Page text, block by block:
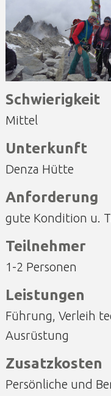
Schwierigkeit
Mittel
Unterkunft
Denza Hütte
Anforderung
gute Kondition u.
Teilnehmer
1-2 Personen
Leistungen
Führung, Verleih
Ausrüstung
Zusatzkosten
Persönliche und